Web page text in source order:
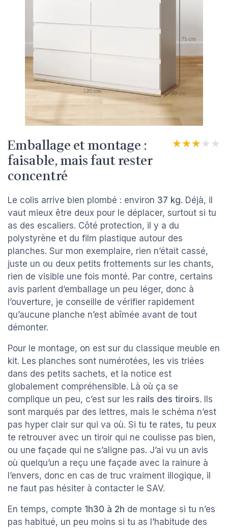
Emballage et montage :
faisable, mais faut rester
concentré
★★★★★
★★★★★
Le colis arrive bien plombé : environ 37 kg. Déjà, il
vaut mieux être deux pour le déplacer, surtout si tu
as des escaliers. Côté protection, il y a du
polystyrène et du film plastique autour des
planches. Sur mon exemplaire, rien n’était cassé,
juste un ou deux petits frottements sur les chants,
rien de visible une fois monté. Par contre, certains
avis parlent d’emballage un peu léger, donc à
l’ouverture, je conseille de vérifier rapidement
qu’aucune planche n’est abîmée avant de tout
démonter.
Pour le montage, on est sur du classique meuble en
kit. Les planches sont numérotées, les vis triées
dans des petits sachets, et la notice est
globalement compréhensible. Là où ça se
complique un peu, c’est sur les rails des tiroirs. Ils
sont marqués par des lettres, mais le schéma n’est
pas hyper clair sur qui va où. Si tu te rates, tu peux
te retrouver avec un tiroir qui ne coulisse pas bien,
ou une façade qui ne s’aligne pas. J’ai vu un avis
où quelqu’un a reçu une façade avec la rainure à
l’envers, donc en cas de truc vraiment illogique, il
ne faut pas hésiter à contacter le SAV.
En temps, compte 1h30 à 2h de montage si tu n’es
pas habitué, un peu moins si tu as l’habitude des